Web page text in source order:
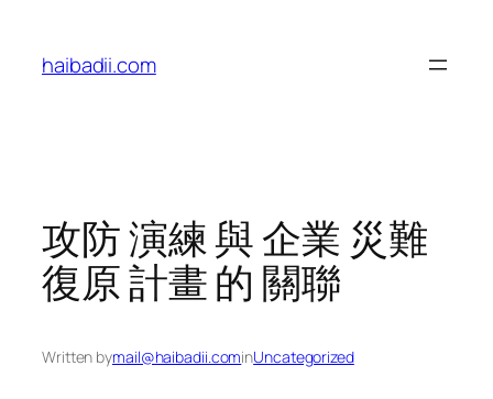
content
haibadii.com
攻防 演練 與 企業 災難
復原 計畫 的 關聯
Written bymail@haibadii.cominUncategorized